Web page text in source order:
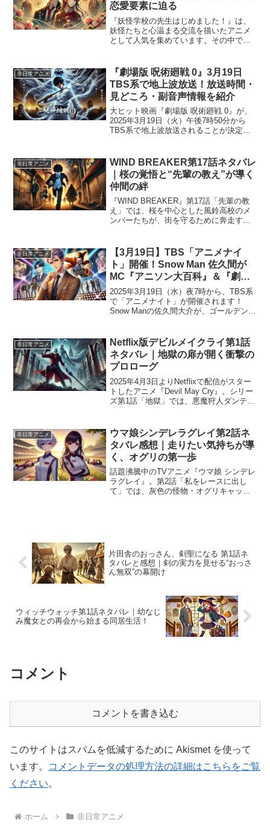
恋愛要素に迫る
『妖怪学校の先生はじめました！』は、
妖怪たちと心温まる交流を描いたアニメ
として人気を集めています。その中で
す。 物語に登場するユニークなキャラク
ターたちが織りなす恋模様...
非日常アニメ
『劇場版 呪術廻戦 0』3月19日
TBS系で地上波放送！放送時間・
見どころ・副音声情報を紹介
大ヒット映画『劇場版 呪術廻戦 0』が、
2025年3月19日（火）午後7時50分から
TBS系で地上波放送されることが決定し
後、全世界興行収入265億円を突破し、
「...
非日常アニメ
WIND BREAKER第17話ネタバレ
｜桜の覚悟と“先輩の教え”が導く
仲間の絆
『WIND BREAKER』第17話「先輩の教
え」では、桜を中心とした風鈴高校のメ
ンバーたちが、街を守るために奔走する
熱い展開が繰り広げられ、仲間との絆
と“守る者”として...
非日常アニメ
【3月19日】TBS「アニメナイ
ト」開催！Snow Man 佐久間が
MC『アニソン大百科』＆『劇場
版 呪術廻戦 0』放送決定
2025年3月19日（水）夜7時から、TBS系
で「アニメナイト」が開催されます！
Snow Manの佐久間大介が、ゴールデン帯
トを記録した『劇場版 呪術廻戦 0』が地
上波...
非日常アニメ
Netflix版デビルメイクライ第1話
ネタバレ｜地獄の扉が開く衝撃の
プロローグ
2025年4月3日よりNetflixで配信がスター
トしたアニメ『Devil May Cry』。シリー
ズ第1話「地獄」では、悪魔狩人ダンテが
らすじとネタバレ、視聴者の感...
非日常アニメ
ウマ娘シンデレラグレイ第2話ネ
タバレ感想｜走りたい気持ちが導
く、オグリの第一歩
話題沸騰中のTVアニメ『ウマ娘 シンデレ
ラグレイ』。第2話「私をレースに出し
て」では、灰色の怪物・オグリキャップ
片田舎のおっさん、剣聖になる 第1話ネ
タバレと感想｜剣の実力を見せる“おっさ
ん無双”の幕開け
ウィッチウォッチ第1話ネタバレ｜幼なじ
み魔女との再会から始まる同居生活！
コメント
コメントを書き込む
このサイトはスパムを低減するために Akismet を使って
います。
コメントデータの処理方法の詳細はこちらをご覧
ください。
ホーム 非日常アニメ